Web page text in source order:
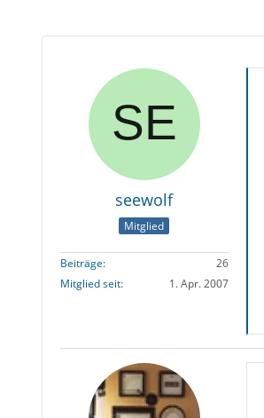
seewolf
Mitglied
Beiträge
26
Mitglied seit
1. Apr. 2007